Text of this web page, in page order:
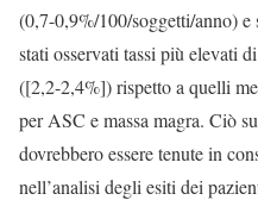
(0,7-0,9%/100/soggetti/anno)
stati osservati tassi più elevati
([2,2-2,4%]) rispetto a quelli
per ASC e massa magra. Ciò
dovrebbero essere tenute in
nell’analisi degli esiti dei